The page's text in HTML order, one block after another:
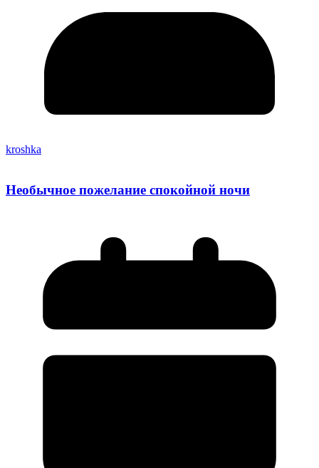
kroshka
Необычное пожелание спокойной ночи